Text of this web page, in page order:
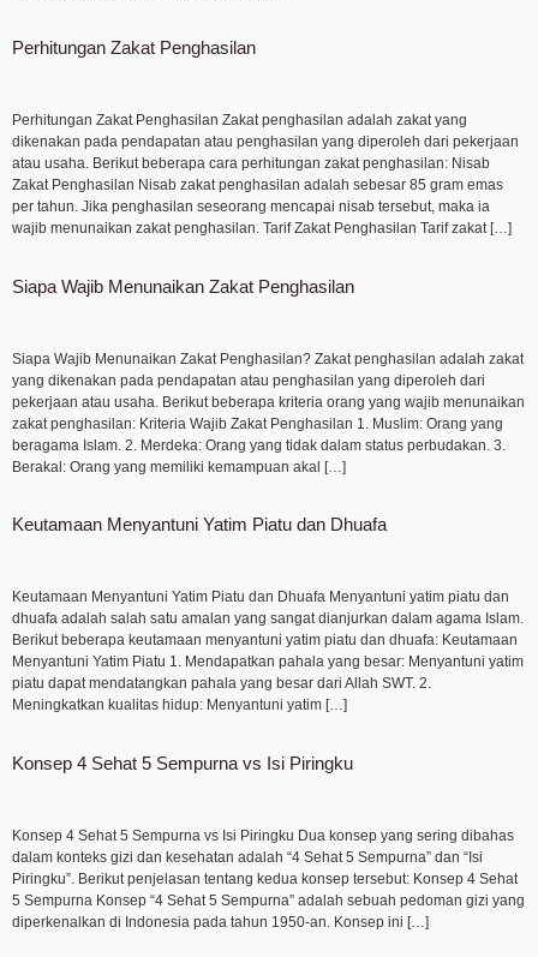
Perhitungan Zakat Penghasilan
Perhitungan Zakat Penghasilan Zakat penghasilan adalah zakat yang
dikenakan pada pendapatan atau penghasilan yang diperoleh dari pekerjaan
atau usaha. Berikut beberapa cara perhitungan zakat penghasilan: Nisab
Zakat Penghasilan Nisab zakat penghasilan adalah sebesar 85 gram emas
per tahun. Jika penghasilan seseorang mencapai nisab tersebut, maka ia
wajib menunaikan zakat penghasilan. Tarif Zakat Penghasilan Tarif zakat […]
Siapa Wajib Menunaikan Zakat Penghasilan
Siapa Wajib Menunaikan Zakat Penghasilan? Zakat penghasilan adalah zakat
yang dikenakan pada pendapatan atau penghasilan yang diperoleh dari
pekerjaan atau usaha. Berikut beberapa kriteria orang yang wajib menunaikan
zakat penghasilan: Kriteria Wajib Zakat Penghasilan 1. Muslim: Orang yang
beragama Islam. 2. Merdeka: Orang yang tidak dalam status perbudakan. 3.
Berakal: Orang yang memiliki kemampuan akal […]
Keutamaan Menyantuni Yatim Piatu dan Dhuafa
Keutamaan Menyantuni Yatim Piatu dan Dhuafa Menyantuni yatim piatu dan
dhuafa adalah salah satu amalan yang sangat dianjurkan dalam agama Islam.
Berikut beberapa keutamaan menyantuni yatim piatu dan dhuafa: Keutamaan
Menyantuni Yatim Piatu 1. Mendapatkan pahala yang besar: Menyantuni yatim
piatu dapat mendatangkan pahala yang besar dari Allah SWT. 2.
Meningkatkan kualitas hidup: Menyantuni yatim […]
Konsep 4 Sehat 5 Sempurna vs Isi Piringku
Konsep 4 Sehat 5 Sempurna vs Isi Piringku Dua konsep yang sering dibahas
dalam konteks gizi dan kesehatan adalah “4 Sehat 5 Sempurna” dan “Isi
Piringku”. Berikut penjelasan tentang kedua konsep tersebut: Konsep 4 Sehat
5 Sempurna Konsep “4 Sehat 5 Sempurna” adalah sebuah pedoman gizi yang
diperkenalkan di Indonesia pada tahun 1950-an. Konsep ini […]